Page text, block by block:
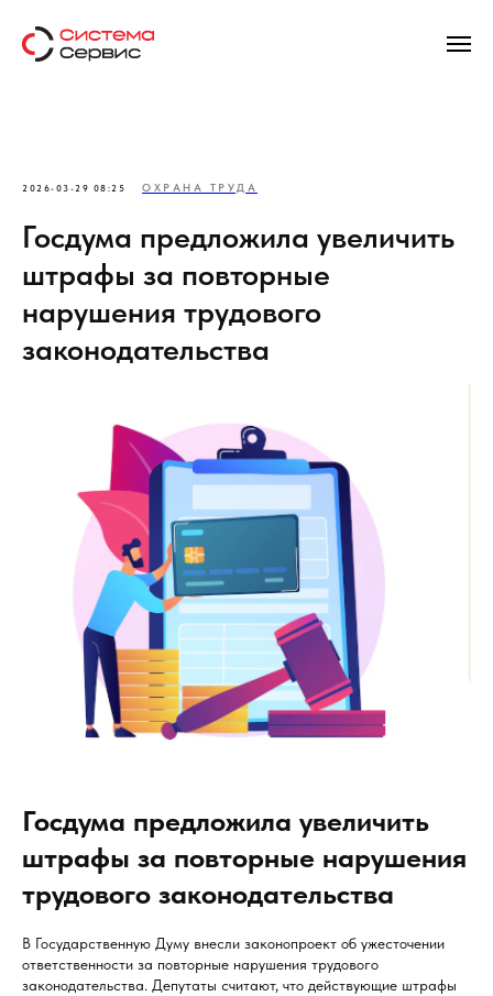
2026-03-29 08:25 ОХРАНА ТРУДА
Госдума предложила увеличить
штрафы за повторные
нарушения трудового
законодательства
Госдума предложила увеличить
штрафы за повторные нарушения
трудового законодательства
В Государственную Думу внесли законопроект об ужесточении
ответственности за повторные нарушения трудового
законодательства. Депутаты считают, что действующие штрафы